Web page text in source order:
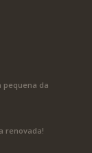
pequena da
renovada!